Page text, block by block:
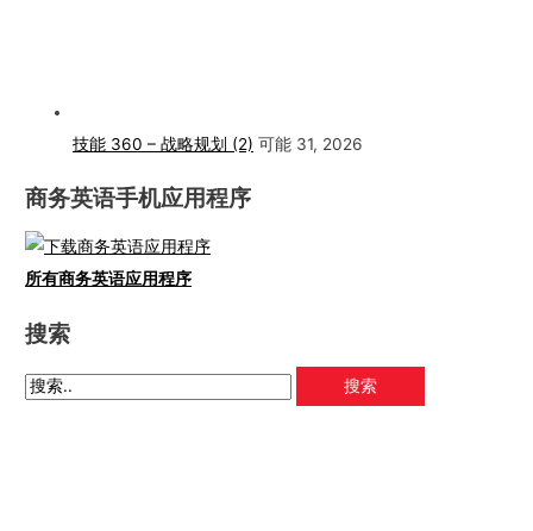
技能 360 – 战略规划 (2) 可能 31, 2026
商务英语手机应用程序
所有商务英语应用程序
搜索